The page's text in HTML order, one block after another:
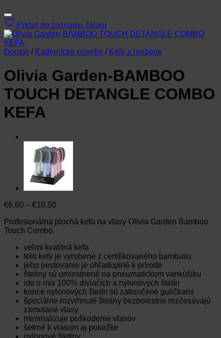
Pridať do zoznamu želaní
Domov / Kadernícke potreby / Kefy a hrebene
Olivia Garden-BAMBOO
TOUCH DETANGLE COMBO
KEFA
€6.60 – €10.50
€6.60
Profesionálna plochá kefa na vlasy Olivia Garden Bamboo
Touch Combo.
veľmi kvalitná kefa
telo kefy je vyrobené z certifikovaného bambusu
jeho pestovanie je ohľaduplné k prírode
štetiny sú umiestnené na pneumatickom vankúšiku
ide o mix 100% diviačích a nylonových štetín
konce nylonových štetín sú zakončené guličkami
špeciálne rozvrhnuté štetiny bezbolestne rozčesávajú
zamotané vlasy
minimalizuje poškodenie vlasov
šetrné k vlasom aj pokožke
nylonové štetiny